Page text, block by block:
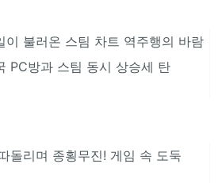
이 불러온 스팀 차트 역주행의 바람
PC방과 스팀 동시 상승세 탄
돌리며 종횡무진! 게임 속 도둑